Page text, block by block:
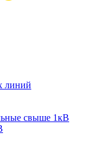
линий
свыше 1кВ